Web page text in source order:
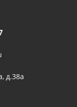
д.38а